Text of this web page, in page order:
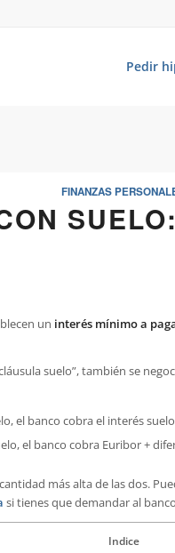
Pedir
FINANZAS
un interés mínimo a
suelo”, también se
el banco cobra el interés suelo
el banco cobra Euribor +
más alta de las dos.
si tienes que demandar al
Indice